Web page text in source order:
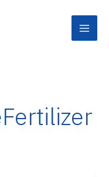
Main